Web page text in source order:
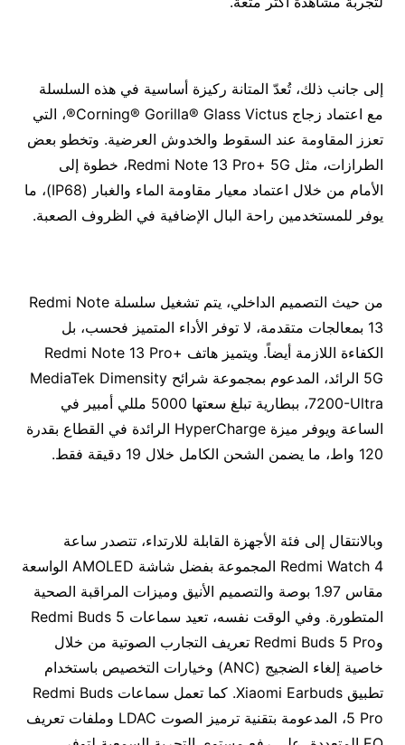
إلى جانب ذلك، تُعدّ المتانة ركيزة أساسية في هذه السلسلة
مع اعتماد زجاج Corning® Gorilla® Glass Victus®، التي
تعزز المقاومة عند السقوط والخدوش العرضية. وتخطو بعض
الطرازات، مثل Redmi Note 13 Pro+ 5G، خطوة إلى
الأمام من خلال اعتماد معيار مقاومة الماء والغبار (IP68)، ما
يوفر للمستخدمين راحة البال الإضافية في الظروف الصعبة.
من حيث التصميم الداخلي، يتم تشغيل سلسلة Redmi Note
13 بمعالجات متقدمة، لا توفر الأداء المتميز فحسب، بل
الكفاءة اللازمة أيضاً. ويتميز هاتف Redmi Note 13 Pro+
5G الرائد، المدعوم بمجموعة شرائح MediaTek Dimensity
7200-Ultra، ببطارية تبلغ سعتها 5000 مللي أمبير في
الساعة ويوفر ميزة HyperCharge الرائدة في القطاع بقدرة
120 واط، ما يضمن الشحن الكامل خلال 19 دقيقة فقط.
وبالانتقال إلى فئة الأجهزة القابلة للارتداء، تتصدر ساعة
Redmi Watch 4 المجموعة بفضل شاشة AMOLED الواسعة
مقاس 1.97 بوصة والتصميم الأنيق وميزات المراقبة الصحية
المتطورة. وفي الوقت نفسه، تعيد سماعات Redmi Buds 5
وRedmi Buds 5 Pro تعريف التجارب الصوتية من خلال
خاصية إلغاء الضجيج (ANC) وخيارات التخصيص باستخدام
تطبيق Xiaomi Earbuds. كما تعمل سماعات Redmi Buds
5 Pro، المدعومة بتقنية ترميز الصوت LDAC وملفات تعريف